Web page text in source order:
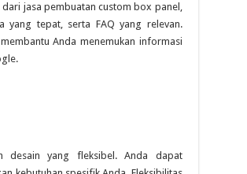
jasa pembuatan custom box panel,
yang tepat, serta FAQ yang relevan.
Anda menemukan informasi
desain yang fleksibel. Anda dapat